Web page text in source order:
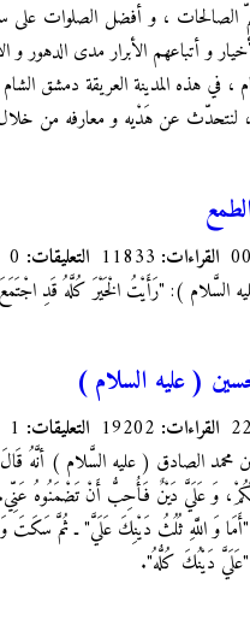
الصالحات ، و أفضل الصلوات على
و أتباعهم الأبرار مدى
، في هذه المدينة العريقة دمشق
، لنتحدّث عن هَدْيه و معارفه من
القراءات: التعليقات:
السَّلام ): "رَأَيْتُ الْخَيْرَ كُلَّهُ قَدِ
( عليه السلام )
القراءات: التعليقات:
الصادق ( عليه السَّلام ) أنَّهُ
وَ عَلَيَّ دَيْنٌ فَأُحِبُّ أَنْ تَضْمَنُوهُ عَنِّي.
وَ اللَّهِ ثُلُثُ دَيْنِكَ عَلَيَّ" ـ ثُمَّ سَكَتَ
دَيْنُكَ كُلُّهُ".